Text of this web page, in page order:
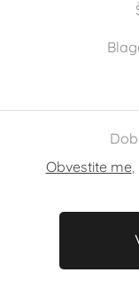
Obvestite me,